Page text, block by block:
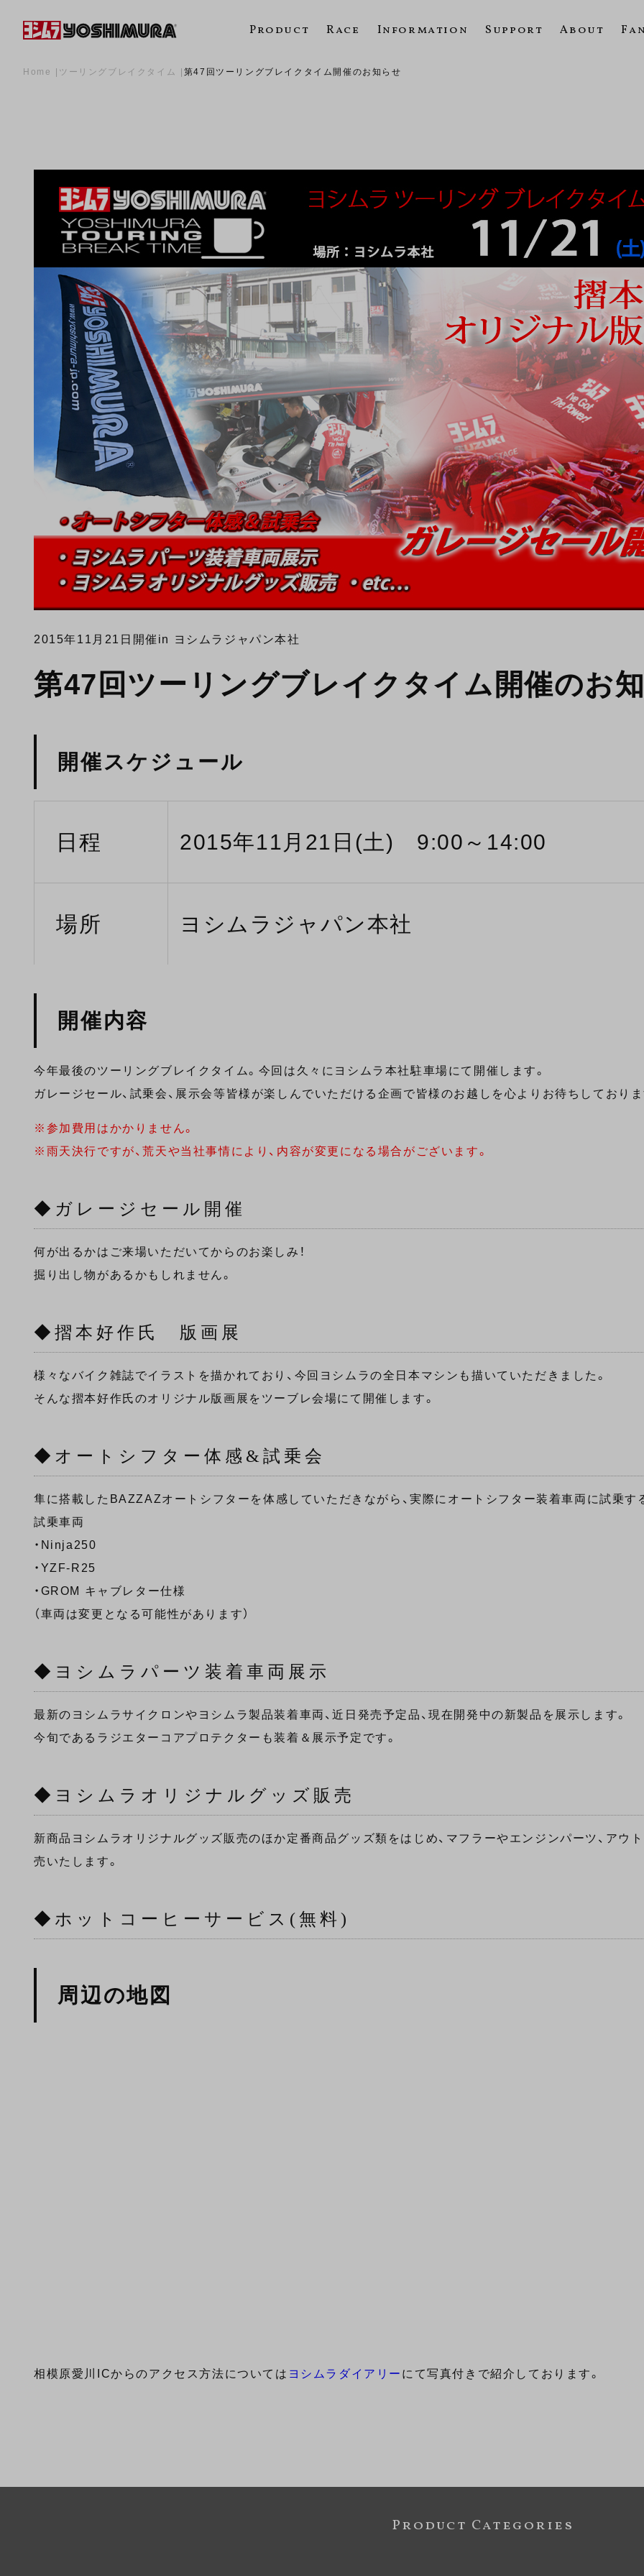
Product Race Information Support About
Home ツーリングブレイクタイム 第47回ツーリングブレイクタイム開催のお知らせ
2015年11月21日開催 in ヨシムラジャパン本社
第47回ツーリングブレイクタイム開催のお
開催スケジュール
日程 2015年11月21日(土) 9:00～14:00
場所 ヨシムラジャパン本社
開催内容
今年最後のツーリングブレイクタイム。今回は久々にヨシムラ本社駐車場にて開催します。
ガレージセール、試乗会、展示会等皆様が楽しんでいただける企画で皆様のお越しを心よりお待ちしておりま
※参加費用はかかりません。
※雨天決行ですが、荒天や当社事情により、内容が変更になる場合がございます。
◆ガレージセール開催
何が出るかはご来場いただいてからのお楽しみ！
掘り出し物があるかもしれません。
◆摺本好作氏 版画展
様々なバイク雑誌でイラストを描かれており、今回ヨシムラの全日本マシンも描いていただきました。
そんな摺本好作氏のオリジナル版画展をツーブレ会場にて開催します。
◆オートシフター体感&試乗会
隼に搭載したBAZZAZオートシフターを体感していただきながら、実際にオートシフター装着車両に試乗す
試乗車両
・Ninja250
・YZF-R25
・GROM キャブレター仕様
（車両は変更となる可能性があります）
◆ヨシムラパーツ装着車両展示
最新のヨシムラサイクロンやヨシムラ製品装着車両、近日発売予定品、現在開発中の新製品を展示します。
今旬であるラジエターコアプロテクターも装着＆展示予定です。
◆ヨシムラオリジナルグッズ販売
新商品ヨシムラオリジナルグッズ販売のほか定番商品グッズ類をはじめ、マフラーやエンジンパーツ、アウ
売いたします。
◆ホットコーヒーサービス(無料)
周辺の地図
相模原愛川ICからのアクセス方法については ヨシムラダイアリー にて写真付きで紹介しております。
Product Categories